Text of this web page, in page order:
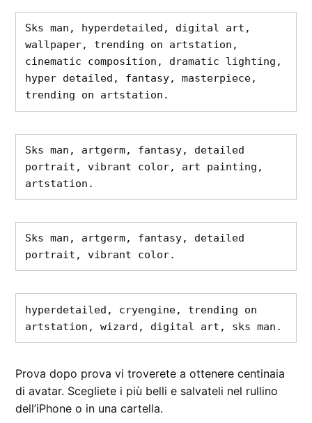
Sks man, hyperdetailed, digital art,
wallpaper, trending on artstation,
cinematic composition, dramatic lighting,
hyper detailed, fantasy, masterpiece,
trending on artstation.
Sks man, artgerm, fantasy, detailed
portrait, vibrant color, art painting,
artstation.
Sks man, artgerm, fantasy, detailed
portrait, vibrant color.
hyperdetailed, cryengine, trending on
artstation, wizard, digital art, sks man.
Prova dopo prova vi troverete a ottenere centinaia
di avatar. Scegliete i più belli e salvateli nel rullino
dell’iPhone o in una cartella.